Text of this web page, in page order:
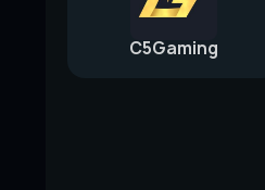
C5Gaming